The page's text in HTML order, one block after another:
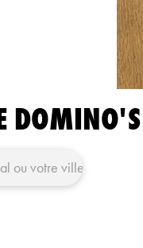
DOMINO'S